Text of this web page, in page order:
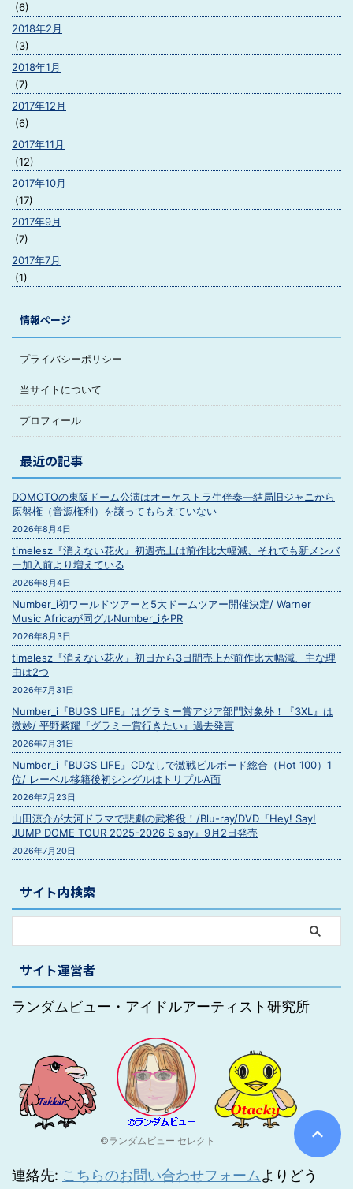
(6)
2018年2月
(3)
2018年1月
(7)
2017年12月
(6)
2017年11月
(12)
2017年10月
(17)
2017年9月
(7)
2017年7月
(1)
情報ページ
プライバシーポリシー
当サイトについて
プロフィール
最近の記事
DOMOTOの東阪ドーム公演はオーケストラ生伴奏―結局旧ジャニから
原盤権（音源権利）を譲ってもらえていない
2026年8月4日
timelesz『消えない花火』初週売上は前作比大幅減、それでも新メンバ
ー加入前より増えている
2026年8月4日
Number_i初ワールドツアーと5大ドームツアー開催決定/ Warner
Music Africaが同グルNumber_iをPR
2026年8月3日
timelesz『消えない花火』初日から3日間売上が前作比大幅減、主な理
由は2つ
2026年7月31日
Number_i『BUGS LIFE』はグラミー賞アジア部門対象外！『3XL』は
微妙/ 平野紫耀『グラミー賞行きたい』過去発言
2026年7月31日
Number_i『BUGS LIFE』CDなしで激戦ビルボード総合（Hot 100）1
位/ レーベル移籍後初シングルはトリプルA面
2026年7月23日
山田涼介が大河ドラマで悲劇の武将役！/Blu-ray/DVD『Hey! Say!
JUMP DOME TOUR 2025-2026 S say』9月2日発売
2026年7月20日
サイト内検索
サイト運営者
ランダムビュー・アイドルアーティスト研究所
©ランダムビュー セレクト
連絡先: こちらのお問い合わせフォームよりどう